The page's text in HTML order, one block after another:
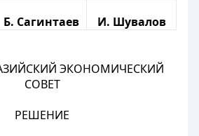
Б. Сагинтаев И. Шувалов
ЭКОНОМИЧЕСКИЙ
СОВЕТ
РЕШЕНИЕ